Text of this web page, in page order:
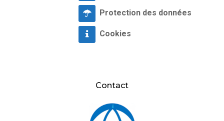
Protection des données
Cookies
Contact